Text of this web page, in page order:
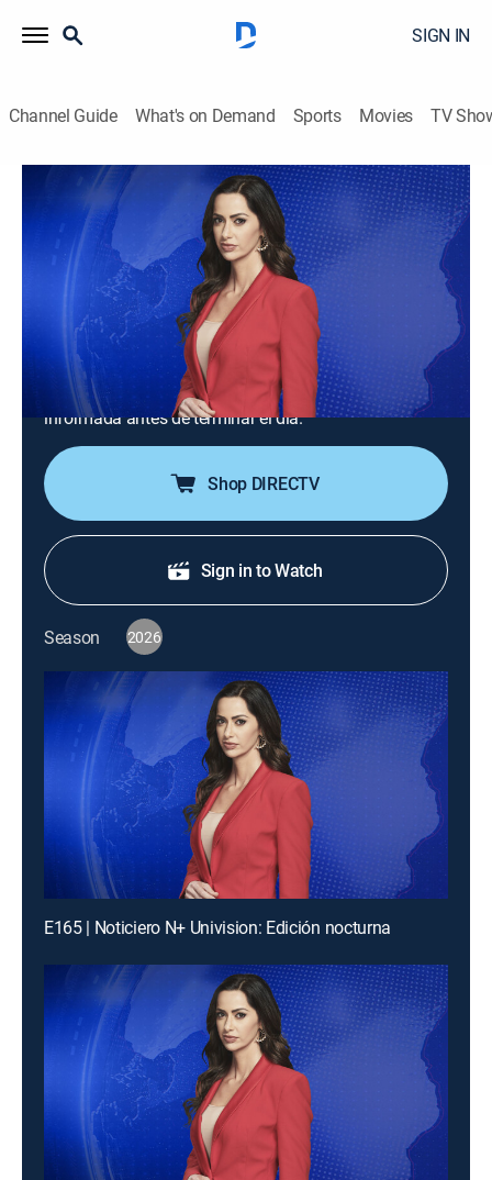
SIGN IN
Channel Guide What's on Demand Sports Movies TV
Noticiero N+ Univision: Edición nocturna
S2026 E115 | Noticiero N+ Univision:
Edición nocturna
News 2026
Un repaso de las noticias ocurridas hasta el final el
día. Tiene la información completa de las noticias de
último minuto y registra con las cámaras desde el
lugar de los hechos para que la audiencia quede bien
informada antes de terminar el día.
Shop DIRECTV
Sign in to Watch
Season 2026
E165 | Noticiero N+ Univision: Edición nocturna